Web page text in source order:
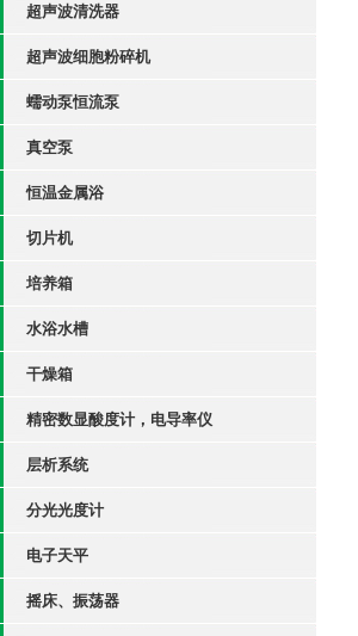
超声波清洗器
超声波细胞粉碎机
蠕动泵恒流泵
真空泵
恒温金属浴
切片机
培养箱
水浴水槽
干燥箱
精密数显酸度计，电导率仪
层析系统
分光光度计
电子天平
摇床、振荡器